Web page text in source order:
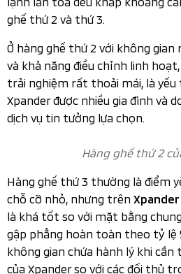
Màn hình cảm ứng kích thước
mà,
Ngoài ra, khu vực điều hòa, bệ